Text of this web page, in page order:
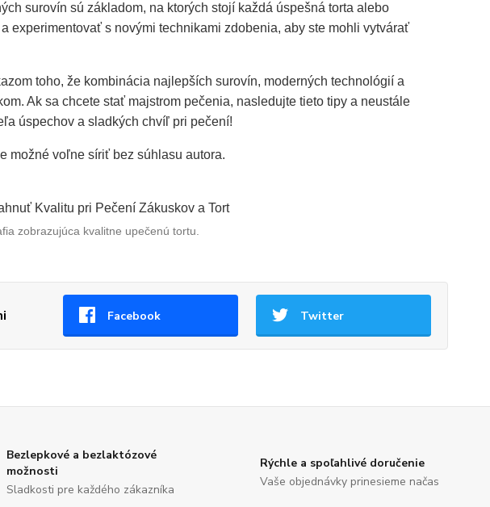
surovín sú základom, na ktorých stojí každá úspešná torta alebo
experimentovať s novými technikami zdobenia, aby ste mohli vytvárať
toho, že kombinácia najlepších surovín, moderných technológií a
Ak sa chcete stať majstrom pečenia, nasledujte tieto tipy a neustále
úspechov a sladkých chvíľ pri pečení!
možné voľne síriť bez súhlasu autora.
zobrazujúca kvalitne upečenú tortu.
Facebook Twitter
Bezlepkové a bezlaktózové
možnosti
Sladkosti pre každého zákazníka
Rýchle a spoľahlivé doručenie
Vaše objednávky prinesieme načas